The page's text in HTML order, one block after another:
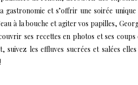
et s’offrir une soirée unique
à la bouche et agiter vos papilles,
ses recettes en photos et ses
suivez les effluves sucrées et salées